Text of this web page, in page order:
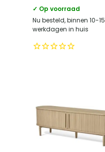
✓ Op voorraad
Nu besteld, binnen 10-15
werkdagen in huis